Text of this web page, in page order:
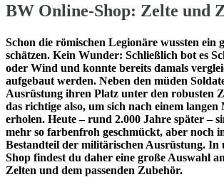
BW Online-Shop: Zelte und
Schon die römischen Legionäre wussten ein
schätzen. Kein Wunder: Schließlich bot es
oder Wind und konnte bereits damals
aufgebaut werden. Neben den müden
Ausrüstung ihren Platz unter den robusten
das richtige also, um sich nach einem langen
erholen. Heute – rund 2.000 Jahre später –
mehr so farbenfroh geschmückt, aber noch
Bestandteil der militärischen Ausrüstung. In
Shop findest du daher eine große Auswahl
Zelten und dem passenden Zubehör.